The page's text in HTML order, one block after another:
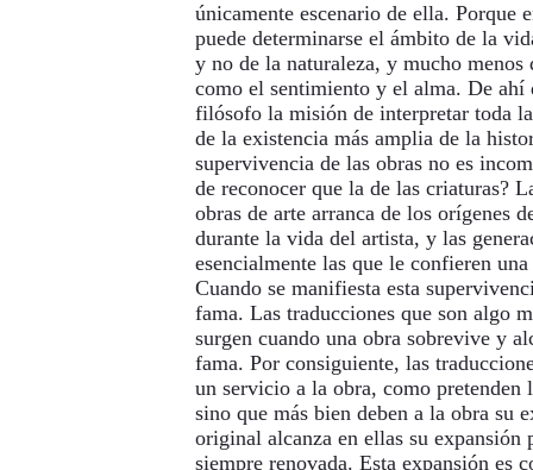
únicamente escenario de ella. Porque
puede determinarse el ámbito de la
y no de la naturaleza, y mucho menos
como el sentimiento y el alma. De ahí
filósofo la misión de interpretar toda
de la existencia más amplia de la
supervivencia de las obras no es
de reconocer que la de las criaturas?
obras de arte arranca de los orígenes
durante la vida del artista, y las
esencialmente las que le confieren
Cuando se manifiesta esta
fama. Las traducciones que son algo
surgen cuando una obra sobrevive y
fama. Por consiguiente, las
un servicio a la obra, como pretenden
sino que más bien deben a la obra su
original alcanza en ellas su expansión
siempre renovada. Esta expansión es